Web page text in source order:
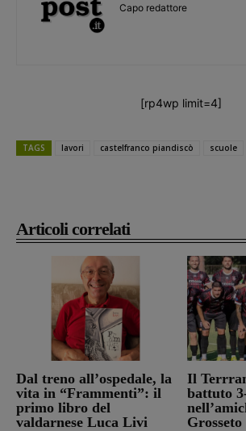
Articoli correlati
Dal treno all’ospedale, la
vita in “Frammenti”: il
primo libro del
valdarnese Luca Livi
Il
battuto
Grosseto
Capo redattore
[rp4wp limit=4]
TAGS lavori castelfranco piandiscò scuole